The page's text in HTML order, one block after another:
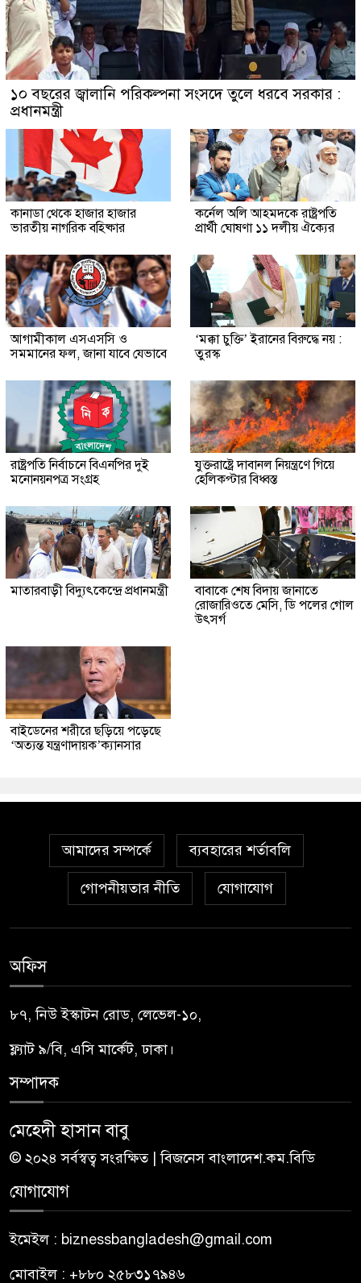
১০ বছরের জ্বালানি পরিকল্পনা সংসদে তুলে ধরবে সরকার :
প্রধানমন্ত্রী
কানাডা থেকে হাজার হাজার
ভারতীয় নাগরিক বহিষ্কার
কর্নেল অলি আহমদকে রাষ্ট্রপতি
প্রার্থী ঘোষণা ১১ দলীয় ঐক্যের
আগামীকাল এসএসসি ও
সমমানের ফল, জানা যাবে যেভাবে
‘মক্কা চুক্তি’ ইরানের বিরুদ্ধে নয় :
তুরস্ক
রাষ্ট্রপতি নির্বাচনে বিএনপির দুই
মনোনয়নপত্র সংগ্রহ
যুক্তরাষ্ট্রে দাবানল নিয়ন্ত্রণে গিয়ে
হেলিকপ্টার বিধ্বস্ত
মাতারবাড়ী বিদ্যুৎকেন্দ্রে প্রধানমন্ত্রী
বাবাকে শেষ বিদায় জানাতে
রোজারিওতে মেসি, ডি পলের গোল
উৎসর্গ
বাইডেনের শরীরে ছড়িয়ে পড়েছে
‘অত্যন্ত যন্ত্রণাদায়ক’ক্যানসার
আমাদের সম্পর্কে ব্যবহারের শর্তাবলি
গোপনীয়তার নীতি যোগাযোগ
অফিস
৮৭, নিউ ইস্কাটন রোড, লেভেল-১০,
ফ্ল্যাট ৯/বি, এসি মার্কেট, ঢাকা।
সম্পাদক
মেহেদী হাসান বাবু
© ২০২৪ সর্বস্বত্ব সংরক্ষিত | বিজনেস বাংলাদেশ.কম.বিডি
যোগাযোগ
ইমেইল : biznessbangladesh@gmail.com
মোবাইল : +৮৮০ ২৫৮৩১৭৯৪৬